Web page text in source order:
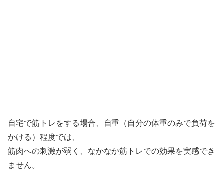
自宅で筋トレをする場合、自重（自分の体重のみで負荷を
かける）程度では、
筋肉への刺激が弱く、なかなか筋トレでの効果を実感でき
ません。